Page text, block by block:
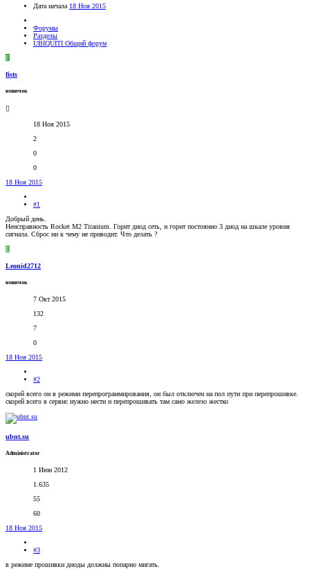
Дата начала 18 Ноя 2015
Форумы
Разделы
UBIQUITI Общий форум
F
fists
новичок
18 Ноя 2015
2
0
0
18 Ноя 2015
#1
Добрый день.
Неисправность Rocket M2 Titanium. Горит диод сеть, и горит постоянно 3 диод на шкале уровня
сигнала. Сброс ни к чему не приводит. Что делать ?
L
Leonid2712
новичок
7 Окт 2015
132
7
0
18 Ноя 2015
#2
скорей всего он в режими перепрограммирования, он был отключен на пол пути при перепрошивке.
скорей всего в сервис нужно нести и перепрошивать там само железо жестко
ubnt.su
Administrator
1 Июн 2012
1.635
55
60
18 Ноя 2015
#3
в режиме прошивки диоды должны попарно мигать.